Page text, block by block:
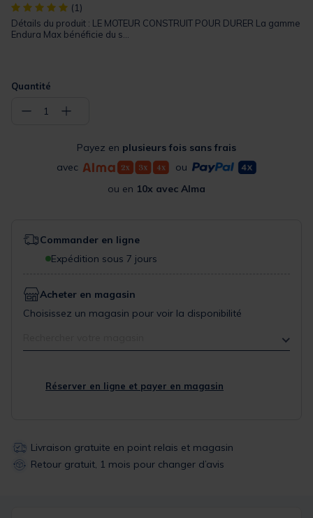
[object Object] out of 5 Customer Rating
(1)
Détails du produit : LE MOTEUR CONSTRUIT POUR DURER La gamme
Endura Max bénéficie du s...
Quantité
− 1 +
Payez en plusieurs fois sans frais
avec
ou
ou en 10x avec Alma
Commander en ligne
Expédition sous 7 jours
Acheter en magasin
Choisissez un magasin pour voir la disponibilité
Réserver en ligne et payer en magasin
Livraison gratuite en point relais et magasin
Retour gratuit, 1 mois pour changer d’avis